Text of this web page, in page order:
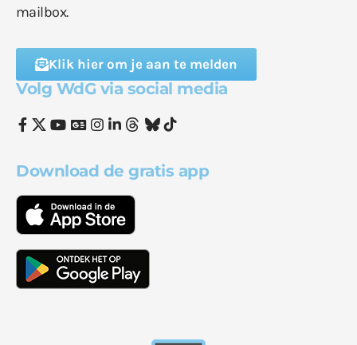
mailbox.
Klik hier om je aan te melden
Volg WdG via social media
Download de gratis app